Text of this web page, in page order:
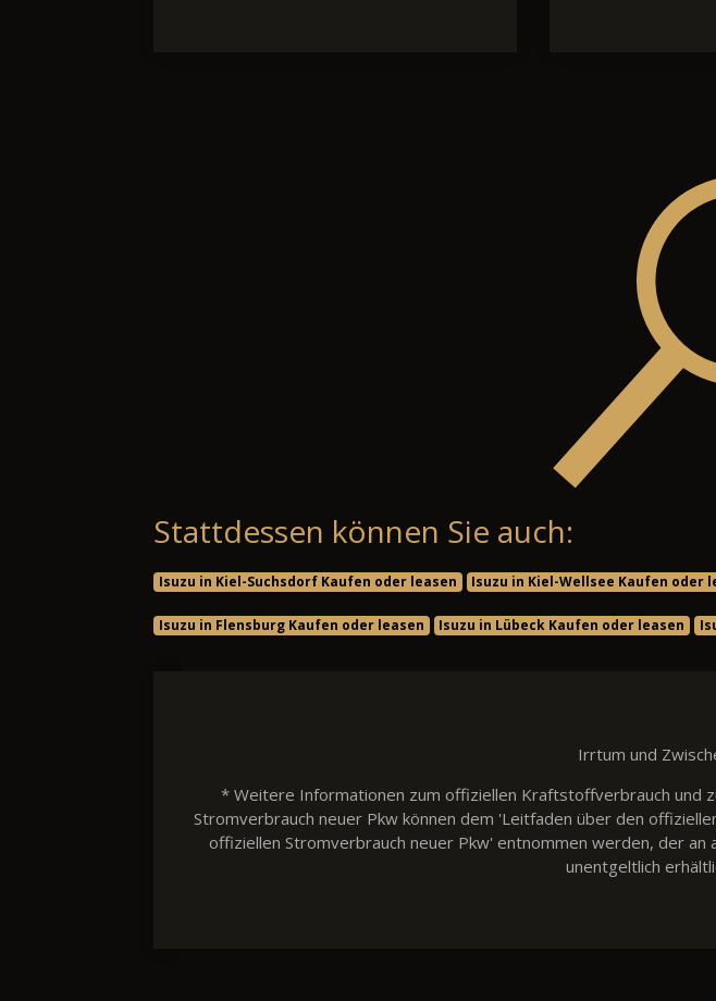
Stattdessen können Sie auch:
Isuzu in Kiel-Suchsdorf Kaufen oder leasen Isuzu in Kiel-Wellsee Kaufen oder
Isuzu in Flensburg Kaufen oder leasen Isuzu in Lübeck Kaufen oder leasen
Irrtum und
* Weitere Informationen zum offiziellen Kraftstoffverbrauch und
Stromverbrauch neuer Pkw können dem 'Leitfaden über den
offiziellen Stromverbrauch neuer Pkw' entnommen werden, der
unentgeltlich